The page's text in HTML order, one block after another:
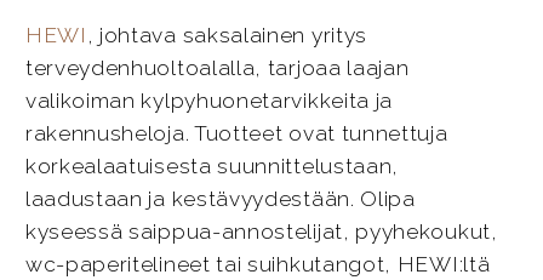
HEWI , johtava saksalainen yritys
terveydenhuoltoalalla, tarjoaa laajan
valikoiman kylpyhuonetarvikkeita ja
rakennusheloja. Tuotteet ovat tunnettuja
korkealaatuisesta suunnittelustaan,
laadustaan ja kestävyydestään. Olipa
kyseessä saippua-annostelijat, pyyhekoukut,
wc-paperitelineet tai suihkutangot, HEWI:ltä